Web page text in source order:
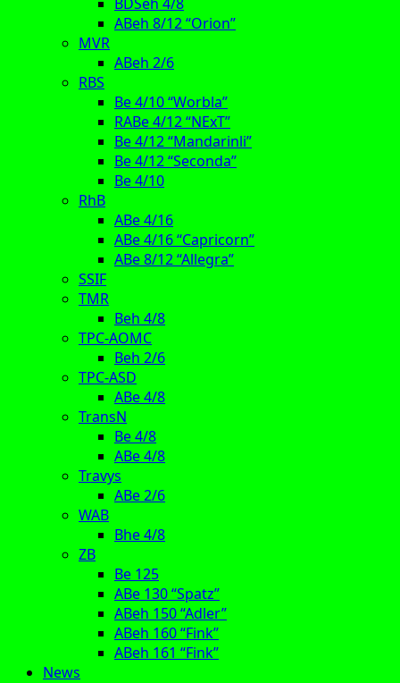
ABeh 8/12 “Orion”
MVR
ABeh 2/6
RBS
Be 4/10 “Worbla”
RABe 4/12 “NExT”
Be 4/12 “Mandarinli”
Be 4/12 “Seconda”
Be 4/10
RhB
ABe 4/16
ABe 4/16 “Capricorn”
ABe 8/12 “Allegra”
SSIF
TMR
Beh 4/8
TPC-AOMC
Beh 2/6
TPC-ASD
ABe 4/8
TransN
Be 4/8
ABe 4/8
Travys
ABe 2/6
WAB
Bhe 4/8
ZB
Be 125
ABe 130 “Spatz”
ABeh 150 “Adler”
ABeh 160 “Fink”
ABeh 161 “Fink”
News